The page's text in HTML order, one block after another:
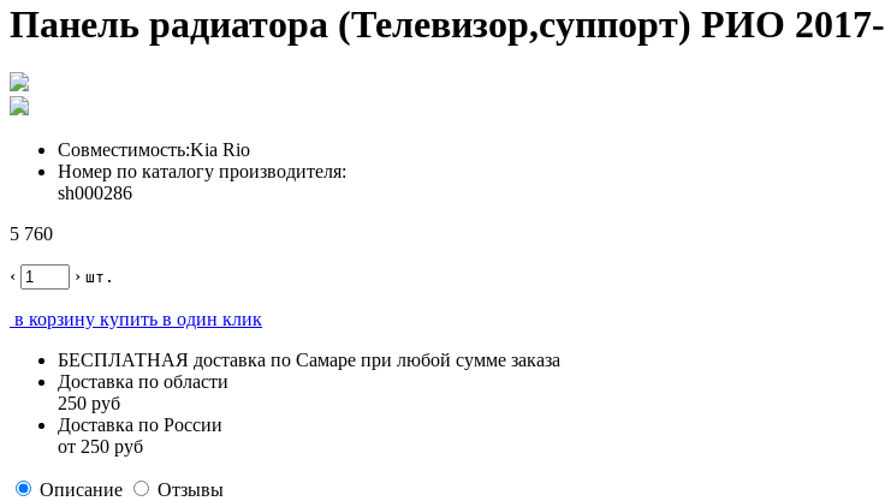
Панель радиатора (Телевизор,суппорт) РИО 2017-
Совместимость:Kia Rio
Номер по каталогу производителя:
sh000286
5 760
‹ › шт.
в корзину купить в один клик
БЕСПЛАТНАЯ доставка по Самаре при любой сумме заказа
Доставка по области
250 руб
Доставка по России
от 250 руб
Описание Отзывы